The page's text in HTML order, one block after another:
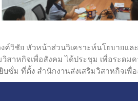
งค์วิชัย หัวหน้าส่วนวิเคราะห์นโยบาย
สาหกิจเพื่อสังคม ได้ประชุม เพื่อระด
ซั่ม ที่ตั้ง สำนักงานส่งเสริมวิสาหกิจเพื่